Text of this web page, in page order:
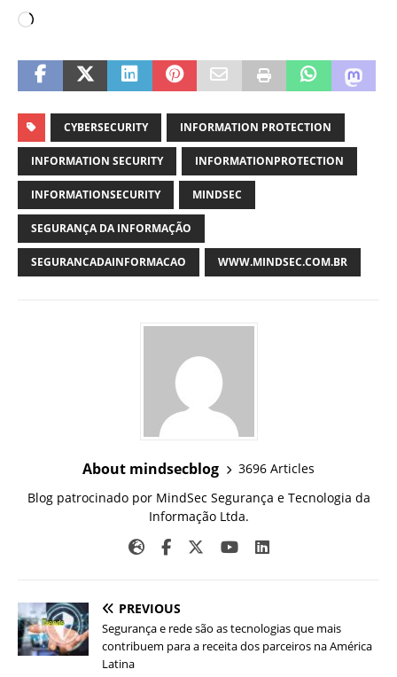
CYBERSECURITY INFORMATION PROTECTION
INFORMATION SECURITY INFORMATIONPROTECTION
INFORMATIONSECURITY MINDSEC
SEGURANÇA DA INFORMAÇÃO
SEGURANCADAINFORMACAO WWW.MINDSEC.COM.BR
About mindsecblog
3696 Articles
Blog patrocinado por MindSec Segurança e Tecnologia da
Informação Ltda.
PREVIOUS
Segurança e rede são as tecnologias que mais
contribuem para a receita dos parceiros na América
Latina